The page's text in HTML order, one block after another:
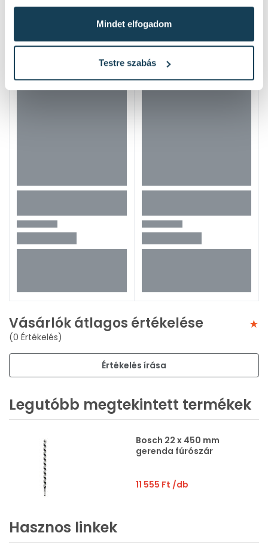
Mindet elfogadom
Testre szabás
Hasonló termékek
Vásárlók átlagos értékelése
(0 Értékelés)
Értékelés írása
Legutóbb megtekintett termékek
Bosch 22 x 450 mm
gerenda fúrószár
11 555 Ft /db
Hasznos linkek